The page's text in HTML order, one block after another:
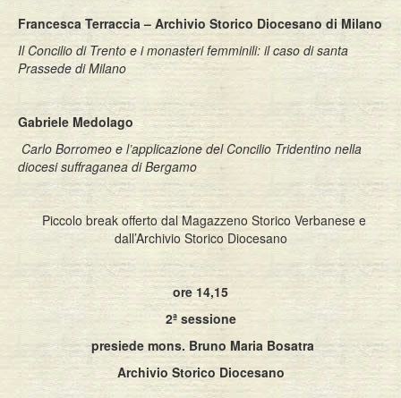
Francesca Terraccia – Archivio Storico Diocesano di Milano
Il Concilio di Trento e i monasteri femminili: il caso di santa
Prassede di Milano
Gabriele Medolago
Carlo Borromeo e l’applicazione del Concilio Tridentino nella
diocesi suffraganea di Bergamo
Piccolo break offerto dal Magazzeno Storico Verbanese e
dall’Archivio Storico Diocesano
ore 14,15
2ª sessione
presiede mons. Bruno Maria Bosatra
Archivio Storico Diocesano